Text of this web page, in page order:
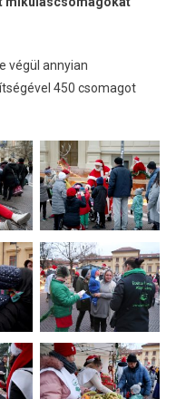
végül annyian
450 csomagot